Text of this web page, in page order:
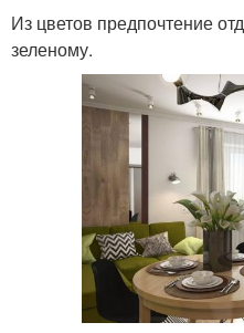
Из цветов предпочтение
зеленому.